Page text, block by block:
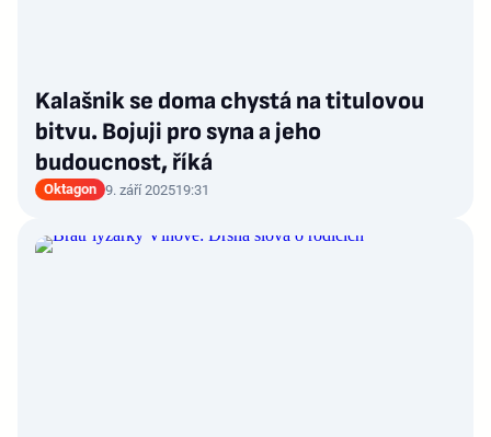
Kalašnik se doma chystá na titulovou
bitvu. Bojuji pro syna a jeho
budoucnost, říká
Oktagon 9. září 202519:31